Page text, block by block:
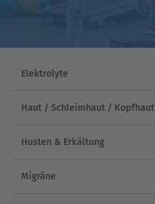
Elektrolyte
Haut / Schleimhaut / Kopfhaut
Husten & Erkältung
Migräne